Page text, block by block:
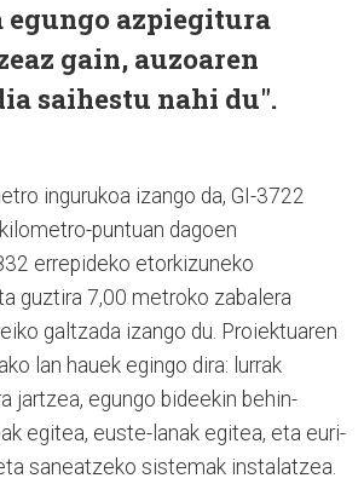
egungo azpiegitura
gain, auzoaren
saihestu nahi du".
ingurukoa izango da, GI-3722
puntuan dagoen
errepideko etorkizuneko
guztira 7,00 metroko zabalera
galtzada izango du. Proiektuaren
lan hauek egingo dira: lurrak
jartzea, egungo bideekin behin-
egitea, euste-lanak egitea, eta euri-
saneatzeko sistemak instalatzea.